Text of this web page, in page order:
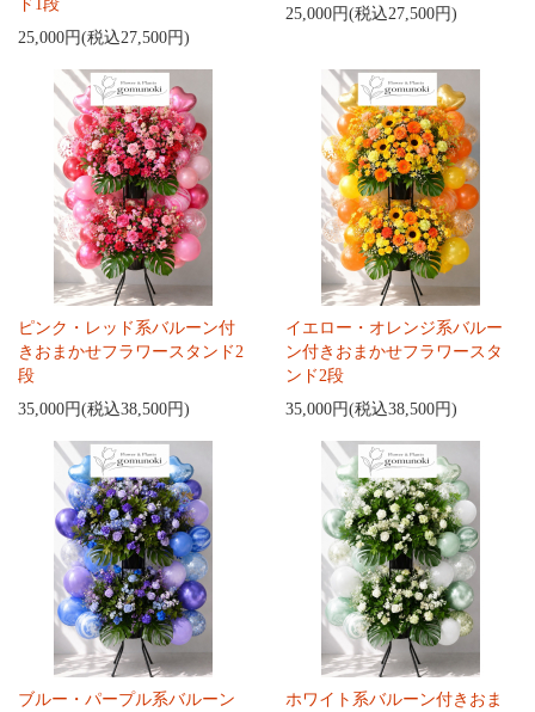
ド1段
25,000円(税込27,500円)
25,000円(税込27,500円)
ピンク・レッド系バルーン付
きおまかせフラワースタンド2
段
35,000円(税込38,500円)
イエロー・オレンジ系バルー
ン付きおまかせフラワースタ
ンド2段
35,000円(税込38,500円)
ブルー・パープル系バルーン
ホワイト系バルーン付きおま